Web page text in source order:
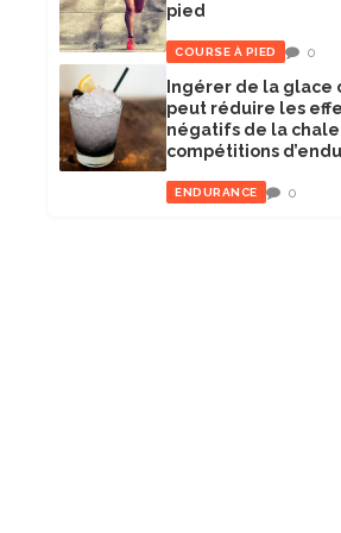
pied
COURSE À PIED 0
Ingérer de la glace
peut réduire les
négatifs de la
compétitions
ENDURANCE 0